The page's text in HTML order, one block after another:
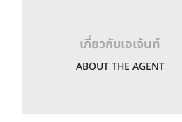
เกี่ยวกับเอเจ้นท์
ABOUT THE AGENT